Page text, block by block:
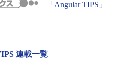
「 Angular TIPS 」
連載一覧